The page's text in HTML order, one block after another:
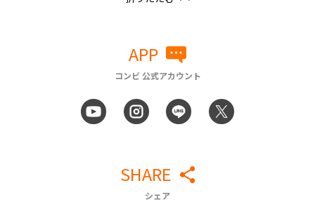
APP
コンビ 公式アカウント
SHARE
シェア